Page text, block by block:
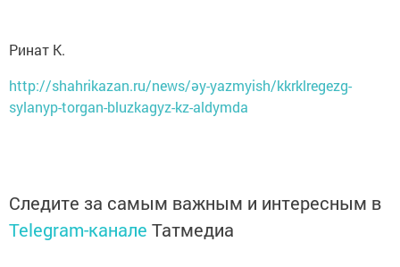
Ринат К.
http://shahrikazan.ru/news/әy-yazmyish/kkrklregezg-
sylanyp-torgan-bluzkagyz-kz-aldymda
Следите за самым важным и интересным в
Telegram-канале Татмедиа